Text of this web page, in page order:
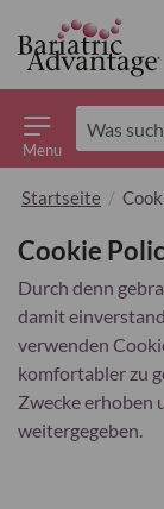
Menu
Startseite
Cookie
Durch denn
damit
verwenden
komfortabler zu
Zwecke erhoben
weitergegeben.